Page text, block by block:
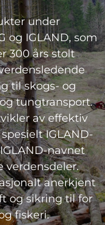
under
og IGLAND, som
300 års stolt
til skogs- og
tungtransport.
av effektiv
IGLAND-
navnet
verdensdeler.
anerkjent
og sikring til for
fiskeri.